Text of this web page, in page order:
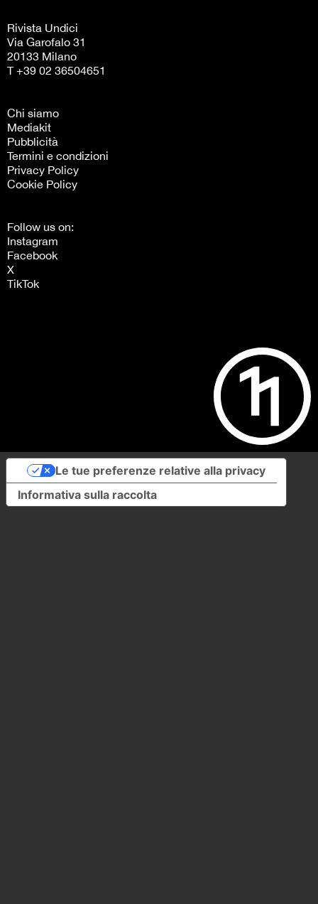
Rivista Undici
Via Garofalo 31
20133 Milano
T +39 02 36504651
Chi siamo
Mediakit
Pubblicità
Termini e condizioni
Privacy Policy
Cookie Policy
Follow us on:
Instagram
Facebook
X
TikTok
Informativa sulla raccolta
Le tue preferenze relative alla privacy